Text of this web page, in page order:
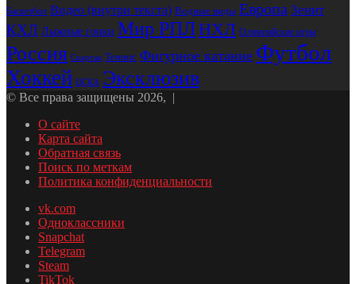
Баскетбол Видео (внутри текста) Водные виды Европа Зенит
КХЛ Лыжные гонки Мир РПЛНХЛ Олимпийские игры
Россия Спартак Теннис Фигурное катание Футбол
Хоккей ЦСКА Эксклюзив
© Все права защищены 2026, |
О сайте
Карта сайта
Обратная связь
Поиск по меткам
Политика конфиденциальности
vk.com
Одноклассники
Snapchat
Telegram
Steam
TikTok